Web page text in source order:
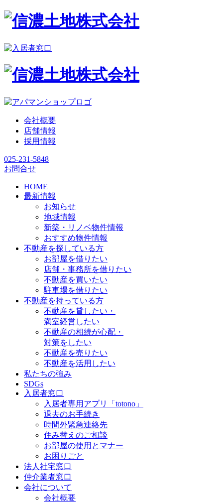
会社概要
店舗情報
採用情報
025-231-5848
お問合せ
HOME
最新情報
お知らせ
地域情報
新築・リノベ物件情報
おすすめ物件情報
不動産を探している方
お部屋を借りたい
店舗・事務所を借りたい
不動産を買いたい
駐車場を借りたい
不動産を持っている方
不動産を貸したい・
満室経営したい
不動産の相続が心配・
対策をしたい
不動産を売りたい
不動産を活用したい
私たちの強み
SDGs
入居者窓口
入居者専用アプリ「totono」
退去のお手続き
時間外緊急連絡先
住み替えのご相談
お部屋の使用とマナー
お困りごと
法人社宅窓口
仲介業者窓口
会社について
会社概要